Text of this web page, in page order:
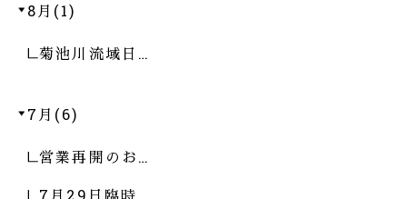
8月(1)
菊池川流域日…
7月(6)
営業再開のお…
7月29日臨時…